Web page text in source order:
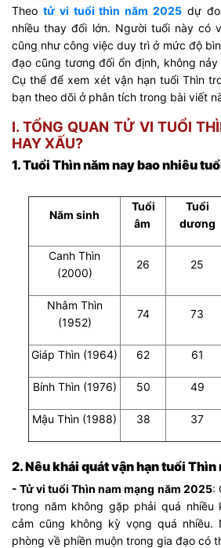
Theo tử vi tuổi thìn năm 2025 dự
nhiều thay đổi lớn. Người tuổi này có
cũng như công việc duy trì ở mức độ
đạo cũng tương đối ổn định, không nảy
Cụ thể để xem xét vận hạn tuổi Thìn
bạn theo dõi ở phân tích trong bài viết
I. TỔNG QUAN TỬ VI TUỔI
HAY XẤU?
1. Tuổi Thìn năm nay bao nhiêu
Năm sinh
Tuổi
âm
Tuổi
dương
Canh Thìn
(2000)
26 25
Nhâm Thìn
(1952)
74 73
Giáp Thìn (1964) 62 61
Bính Thìn (1976) 50 49
Mậu Thìn (1988) 38 37
2. Nêu khái quát vận hạn tuổi Thìn
- Tử vi tuổi Thìn nam mạng năm 2025:
trong năm không gặp phải quá nhiều
cảm cũng không kỳ vọng quá nhiều.
phòng về phiền muộn trong gia đạo có